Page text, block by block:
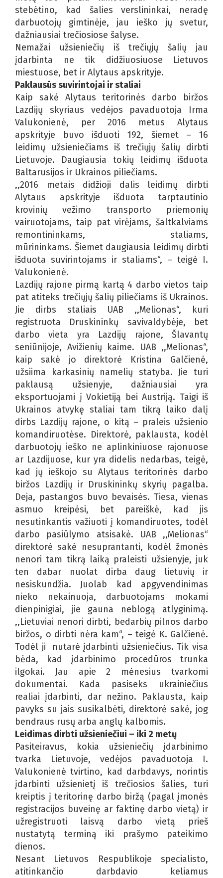
stebėtino, kad šalies verslininkai, neradę
darbuotojų gimtinėje, jau ieško jų svetur,
dažniausiai trečiosiose šalyse.
Nemažai užsieniečių iš trečiųjų šalių jau
įdarbinta ne tik didžiuosiuose Lietuvos
miestuose, bet ir Alytaus apskrityje.
Paklausūs suvirintojai ir staliai
Kaip sakė Alytaus teritorinės darbo biržos
Lazdijų skyriaus vedėjos pavaduotoja Irma
Valukonienė, per 2016 metus Alytaus
apskrityje buvo išduoti 192, šiemet – 16
leidimų užsieniečiams iš trečiųjų šalių dirbti
Lietuvoje. Daugiausia tokių leidimų išduota
Baltarusijos ir Ukrainos piliečiams.
,,2016 metais didžioji dalis leidimų dirbti
Alytaus apskrityje išduota tarptautinio
krovinių vežimo transporto priemonių
vairuotojams, taip pat virėjams, šaltkalviams
remontininkams, staliams,
mūrininkams. Šiemet daugiausia leidimų dirbti
išduota suvirintojams ir staliams“, – teigė I.
Valukonienė.
Lazdijų rajone pirmą kartą 4 darbo vietos taip
pat atiteks trečiųjų šalių piliečiams iš Ukrainos.
Jie dirbs staliais UAB ,,Melionas“, kuri
registruota Druskininkų savivaldybėje, bet
darbo vieta yra Lazdijų rajone, Šlavantų
seniūnijoje, Avižienių kaime. UAB ,,Melionas“,
kaip sakė jo direktorė Kristina Galčienė,
užsiima karkasinių namelių statyba. Jie turi
paklausą užsienyje, dažniausiai yra
eksportuojami į Vokietiją bei Austriją. Taigi iš
Ukrainos atvykę staliai tam tikrą laiko dalį
dirbs Lazdijų rajone, o kitą – praleis užsienio
komandiruotėse. Direktorė, paklausta, kodėl
darbuotojų ieško ne aplinkiniuose rajonuose
ar Lazdijuose, kur yra didelis nedarbas, teigė,
kad jų ieškojo su Alytaus teritorinės darbo
biržos Lazdijų ir Druskininkų skyrių pagalba.
Deja, pastangos buvo bevaisės. Tiesa, vienas
asmuo kreipėsi, bet pareiškė, kad jis
nesutinkantis važiuoti į komandiruotes, todėl
darbo pasiūlymo atsisakė. UAB ,,Melionas“
direktorė sakė nesuprantanti, kodėl žmonės
nenori tam tikrą laiką praleisti užsienyje, juk
ten dabar nuolat dirba daug lietuvių ir
nesiskundžia. Juolab kad apgyvendinimas
nieko nekainuoja, darbuotojams mokami
dienpinigiai, jie gauna neblogą atlyginimą.
,,Lietuviai nenori dirbti, bedarbių pilnos darbo
biržos, o dirbti nėra kam“, – teigė K. Galčienė.
Todėl ji nutarė įdarbinti užsieniečius. Tik visa
bėda, kad įdarbinimo procedūros trunka
ilgokai. Jau apie 2 mėnesius tvarkomi
dokumentai. Kada pasiseks ukrainiečius
realiai įdarbinti, dar nežino. Paklausta, kaip
pavyks su jais susikalbėti, direktorė sakė, jog
bendraus rusų arba anglų kalbomis.
Leidimas dirbti užsieniečiui – iki 2 metų
Pasiteiravus, kokia užsieniečių įdarbinimo
tvarka Lietuvoje, vedėjos pavaduotoja I.
Valukonienė tvirtino, kad darbdavys, norintis
įdarbinti užsienietį iš trečiosios šalies, turi
kreiptis į teritorinę darbo biržą (pagal įmonės
registracijos buveinę ar faktinę darbo vietą) ir
užregistruoti laisvą darbo vietą prieš
nustatytą terminą iki prašymo pateikimo
dienos.
Nesant Lietuvos Respublikoje specialisto,
atitinkančio darbdavio keliamus